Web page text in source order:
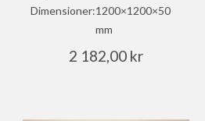
Dimensioner:1200×1200×50
mm
2 182,00 kr